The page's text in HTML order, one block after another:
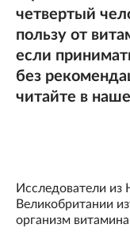
четвертый
пользу от
если
без
читайте в
Исследователи из
Великобритании
организм